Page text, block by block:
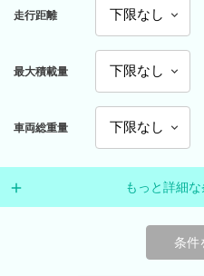
走行距離
最大積載量
車両総重量
もっと詳細
条件